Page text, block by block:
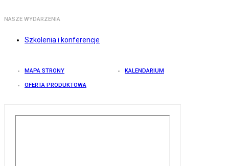
NASZE WYDARZENIA
Szkolenia i konferencje
MAPA STRONY KALENDARIUM
OFERTA PRODUKTOWA